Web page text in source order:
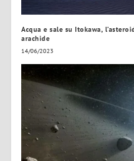
Acqua e sale su Itokawa,
arachide
14/06/2023